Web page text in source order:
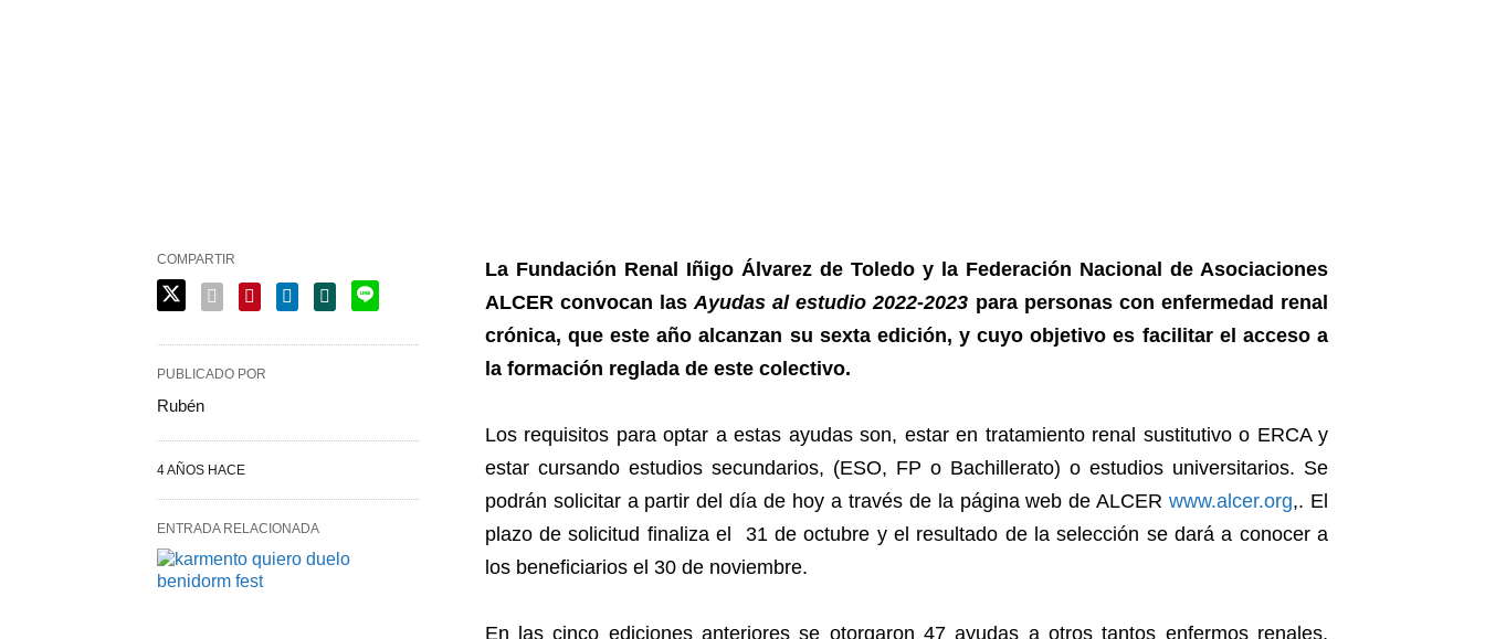
La Fundación Renal Iñigo Álvarez de Toledo y la Federación Nacional de Asociaciones
ALCER convocan lasAyudas al estudio 2022-2023 para personas con enfermedad renal
crónica, que este año alcanzan su sexta edición, y cuyo objetivo es facilitar el acceso a
la formación reglada de este colectivo.
Los requisitos para optar a estas ayudas son, estar en tratamiento renal sustitutivo o ERCA y
estar cursando estudios secundarios, (ESO, FP o Bachillerato) o estudios universitarios. Se
podrán solicitar a partir del día de hoy a través de la página web de ALCERwww.alcer.org,. El
plazo de solicitud finaliza el 31 de octubre y el resultado de la selección se dará a conocer a
los beneficiarios el 30 de noviembre.
En las cinco ediciones anteriores se otorgaron 47 ayudas a otros tantos enfermos renales,
COMPARTIR
PUBLICADO POR
Rubén
4 AÑOS HACE
ENTRADA RELACIONADA